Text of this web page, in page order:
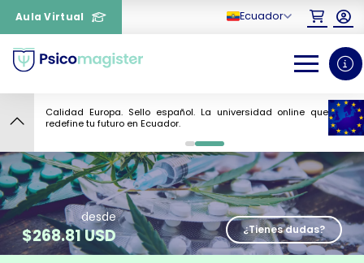
Aula Virtual Ecuador
0 1
8
desde
$268.81 USD ¿Tienes dudas?